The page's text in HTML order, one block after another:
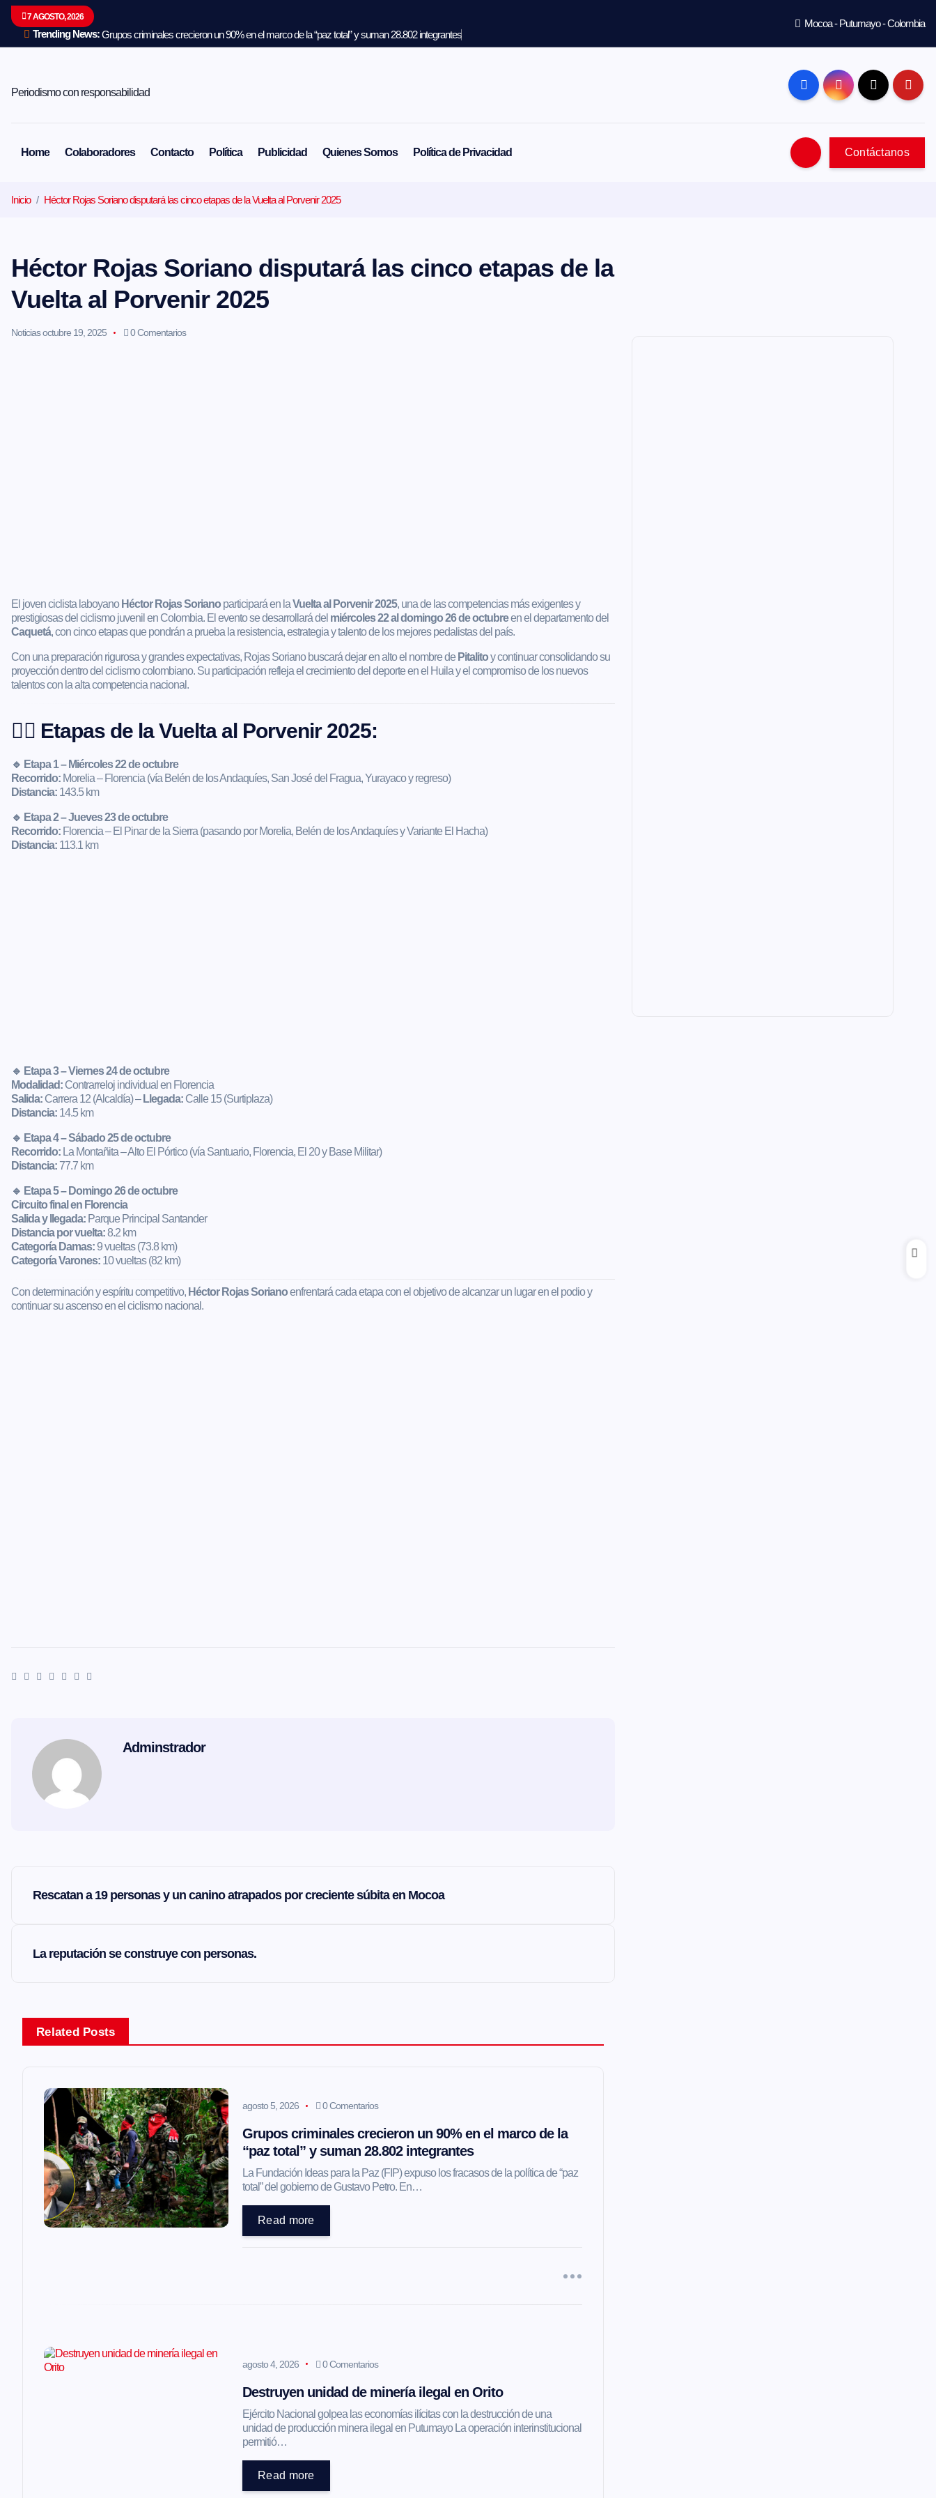
t
7 AGOSTO, 2026
Trending News:Grupos criminales crecieron un 90% en el marco de la “paz total” y suman 28.802 integrantes
Mocoa - Putumayo - Colombia
Periodismo con responsabilidad
Home Colaboradores Contacto Política Publicidad Quienes Somos Política de Privacidad Contáctanos
Inicio Héctor Rojas Soriano disputará las cinco etapas de la Vuelta al Porvenir 2025
Héctor Rojas Soriano disputará las cinco etapas de la
Vuelta al Porvenir 2025
Noticiasoctubre 19, 2025 0 Comentarios
El joven ciclista laboyano Héctor Rojas Soriano participará en laVuelta al Porvenir 2025, una de las competencias más exigentes y
prestigiosas del ciclismo juvenil en Colombia. El evento se desarrollará del miércoles 22 al domingo 26 de octubreen el departamento del
Caquetá, con cinco etapas que pondrán a prueba la resistencia, estrategia y talento de los mejores pedalistas del país.
Con una preparación rigurosa y grandes expectativas, Rojas Soriano buscará dejar en alto el nombre de Pitalitoy continuar consolidando su
proyección dentro del ciclismo colombiano. Su participación refleja el crecimiento del deporte en el Huila y el compromiso de los nuevos
talentos con la alta competencia nacional.
🚴‍♂️ Etapas de la Vuelta al Porvenir 2025:
🔹 Etapa 1 – Miércoles 22 de octubre
Recorrido: Morelia – Florencia (vía Belén de los Andaquíes, San José del Fragua, Yurayaco y regreso)
Distancia: 143.5 km
🔹 Etapa 2 – Jueves 23 de octubre
Recorrido: Florencia – El Pinar de la Sierra (pasando por Morelia, Belén de los Andaquíes y Variante El Hacha)
Distancia: 113.1 km
🔹 Etapa 3 – Viernes 24 de octubre
Modalidad: Contrarreloj individual en Florencia
Salida: Carrera 12 (Alcaldía) – Llegada: Calle 15 (Surtiplaza)
Distancia: 14.5 km
🔹 Etapa 4 – Sábado 25 de octubre
Recorrido: La Montañita – Alto El Pórtico (vía Santuario, Florencia, El 20 y Base Militar)
Distancia:77.7 km
🔹 Etapa 5 – Domingo 26 de octubre
Circuito final en Florencia
Salida y llegada: Parque Principal Santander
Distancia por vuelta:8.2 km
Categoría Damas:9 vueltas (73.8 km)
Categoría Varones: 10 vueltas (82 km)
Con determinación y espíritu competitivo, Héctor Rojas Sorianoenfrentará cada etapa con el objetivo de alcanzar un lugar en el podio y
continuar su ascenso en el ciclismo nacional.
Adminstrador
g
Rescatan a 19 personas y un canino atrapados por creciente súbita en Mocoa
La reputación se construye con personas.
Related Posts
agosto 5, 2026 0 Comentarios
Grupos criminales crecieron un 90% en el marco de la
“paz total” y suman 28.802 integrantes
La Fundación Ideas para la Paz (FIP) expuso los fracasos de la política de “paz
total” del gobierno de Gustavo Petro. En…
Read more
agosto 4, 2026 0 Comentarios
Destruyen unidad de minería ilegal en Orito
Ejército Nacional golpea las economías ilícitas con la destrucción de una
unidad de producción minera ilegal en Putumayo La operación interinstitucional
permitió…
Read more